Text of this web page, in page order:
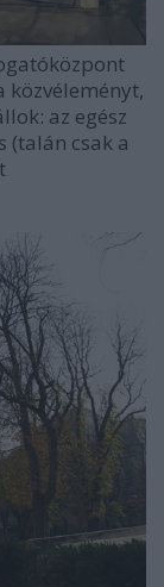
közvéleményt,
az egész
(talán csak a